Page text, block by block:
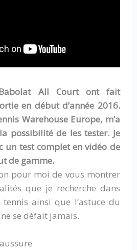
Babolat All Court ont fait
en début d’année 2016.
Warehouse Europe, m’a
possibilité de les tester. Je
un test complet en vidéo de
de gamme.
pour moi de vous montrer
que je recherche dans
ainsi que l’astuce du
se défait jamais.